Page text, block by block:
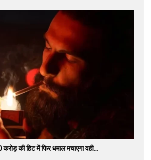
करोड़ की हिट में फिर धमाल मचाएगा वही…